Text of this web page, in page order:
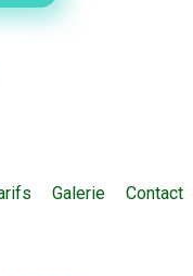
Galerie Contact